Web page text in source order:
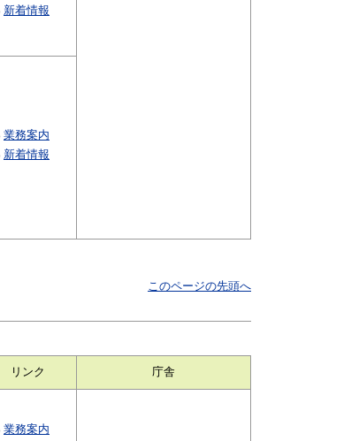
新着情報
業務案内
新着情報
このページの先頭へ
リンク 庁舎
業務案内